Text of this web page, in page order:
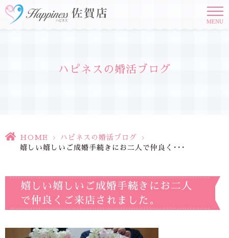
MENU
ハピネスの婚活ブログ
HOME > ハピネスの婚活ブログ
>
嬉しい嬉しいご成婚手続きにお二人で仲良く･･･
嬉しい嬉しいご成婚手続きにお二人
で仲良くご来店されました。